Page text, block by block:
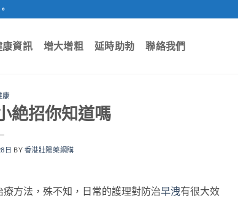
康資訊 增大增粗 延時助勃 聯絡我們
康
絶招你知道嗎
日 BY 香港壯陽藥網購
方法，殊不知，日常的護理對防治早洩有很大效